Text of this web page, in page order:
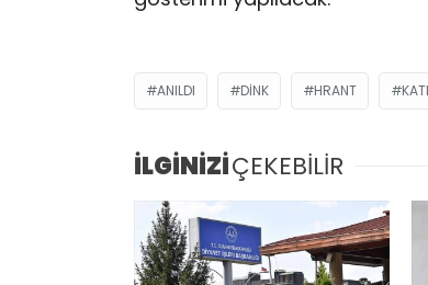
ANILDI DINK HRANT
İLGİNİZİÇEKEBİLİR